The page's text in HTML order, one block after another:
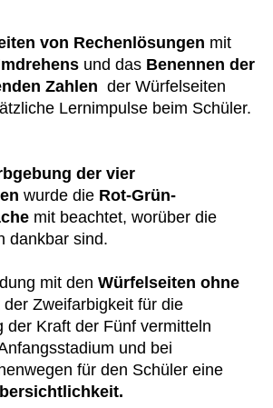
von Rechenlösungen mit
und das Benennen der
Zahlen der Würfelseiten
Lernimpulse beim Schüler.
der vier
wurde die Rot-Grün-
mit beachtet, worüber die
dankbar sind.
mit den Würfelseiten ohne
der Zweifarbigkeit für die
der Kraft der Fünf vermitteln
und bei
für den Schüler eine